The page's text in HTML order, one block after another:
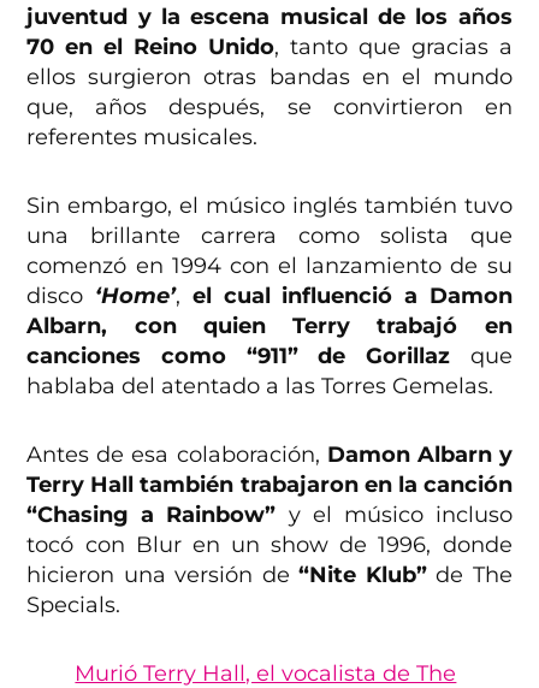
juventud y la escena musical de los años
70 en el Reino Unido, tanto que gracias a
ellos surgieron otras bandas en el mundo
que, años después, se convirtieron en
referentes musicales.
Sin embargo, el músico inglés también tuvo
una brillante carrera como solista que
comenzó en 1994 con el lanzamiento de su
disco ‘Home’, el cual influenció a Damon
Albarn, con quien Terry trabajó en
canciones como “911” de Gorillaz que
hablaba del atentado a las Torres Gemelas.
Antes de esa colaboración, Damon Albarn y
Terry Hall también trabajaron en la canción
“Chasing a Rainbow” y el músico incluso
tocó con Blur en un show de 1996, donde
hicieron una versión de “Nite Klub”de The
Specials.
Murió Terry Hall, el vocalista de The